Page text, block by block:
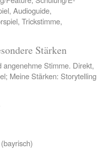
Audioguide,
Trickstimme,
Stärken
angenehme Stimme. Direkt,
Meine Stärken: Storytelling